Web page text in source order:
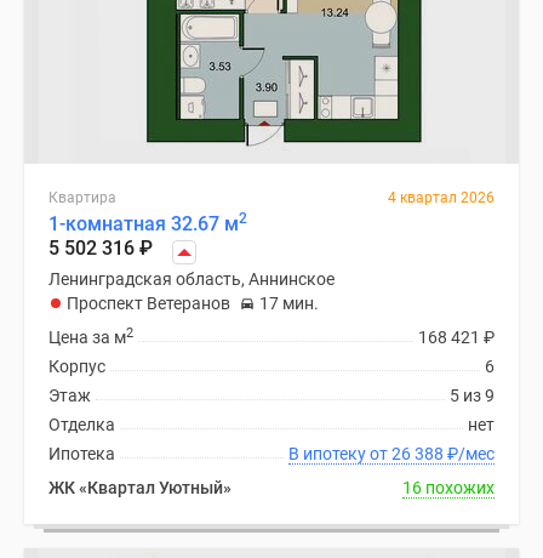
Квартира 4 квартал 2026
1-комнатная 32.67 м2
5 502 316 ₽
Ленинградская область, Аннинское
Проспект Ветеранов
17 мин.
168 421 ₽
Цена за м2
6
Корпус
5 из 9
Этаж
нет
Отделка
В ипотеку от 26 388 ₽/мес
Ипотека
ЖК «Квартал Уютный»
16 похожих